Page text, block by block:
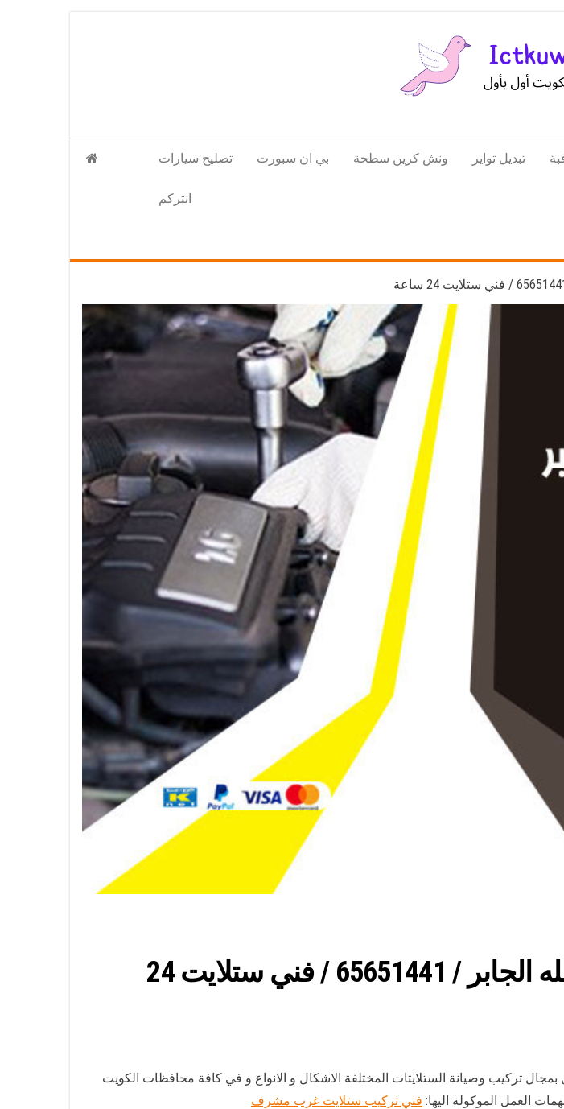
الكويت
تكنولوجيا
المعلومات
تصليح سيارات بي ان سبورت ونش كرين سطحة تبديل تواير
انتركم
فني تركيب ستلايت ضاحية مبارك العبدالله الجابر / 65651441 / فني ستلايت 24
تركيب وصيانة الستلايتات المختلفة الاشكال و الانواع و في كافة محافظات الكويت
العمل الموكولة اليها: فني تركيب ستلايت غرب مشرف